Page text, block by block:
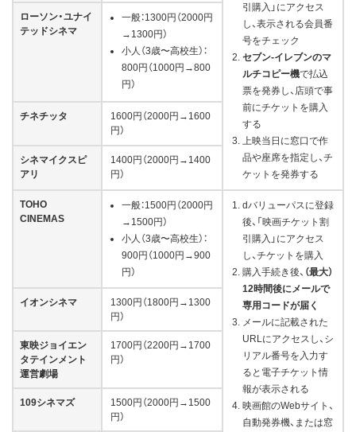
引購入」にアクセス
し、表示される会員番
号をチェック
セブン-イレブンのマ
ルチコピー機で払込
票を発券し、店頭で事
前にチケットを購入
する
上映当日に窓口で作
品や座席を指定し、チ
ケットを発券する
ローソン・ユナイ
テッドシネマ
一般：1300円（2000円
→1300円）
小人（3歳〜高校生）：
800円（1000円→800
円）
チネチッタ
1600円（2000円→1600
円）
シネマイクスピ
アリ
1400円（2000円→1400
円）
TOHO
CINEMAS
一般：1500円（2000円
→1500円）
小人（3歳〜高校生）：
900円（1000円→900
円）
dバリューパスに登録
後、「映画チケット割
引購入」にアクセス
し、チケットを購入
購入手続き後、 （最大）
12時間後にメールで
専用コードが届く
メールに記載された
URLにアクセスし、シ
リアル番号を入力す
ると電子チケット情
報が表示される
映画館のWebサイト、
自動発券機、または窓
イオンシネマ
1300円（1800円→1300
円）
東映ジョイエン
タテインメント
運営劇場
1700円（2200円→1700
円）
109シネマズ
1500円（2000円→1500
円）